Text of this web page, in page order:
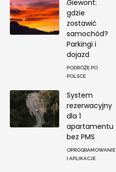
Giewont:
gdzie
zostawić
samochód?
Parkingi i
dojazd
PODRÓŻE PO
POLSCE
System
rezerwacyjny
dla 1
apartamentu
bez PMS
OPROGRAMOWANIE
I APLIKACJE